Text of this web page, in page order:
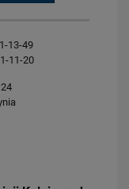
13-49
11-20